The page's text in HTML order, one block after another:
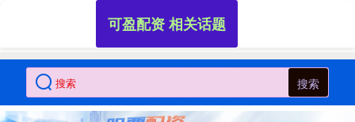
搜索
可盈配资 相关话题